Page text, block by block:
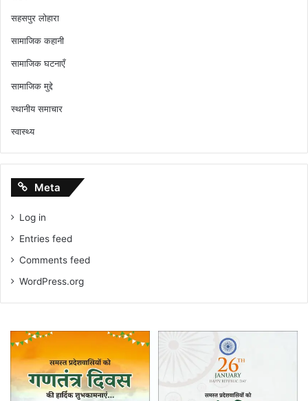
सहसपुर लोहारा
सामाजिक कहानी
सामाजिक घटनाएँ
सामाजिक मुद्दे
स्थानीय समाचार
स्वास्थ्य
Meta
Log in
Entries feed
Comments feed
WordPress.org